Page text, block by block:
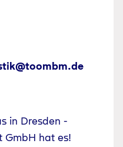
in Dresden -
GmbH hat es!